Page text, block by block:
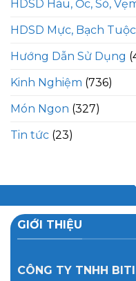
HDSD Hàu, Ốc, Sò,
HDSD Mực, Bạch Tuộc
Hướng Dẫn Sử Dụng
Kinh Nghiệm (736)
Món Ngon (327)
Tin tức (23)
GIỚI THIỆU
CÔNG TY TNHH